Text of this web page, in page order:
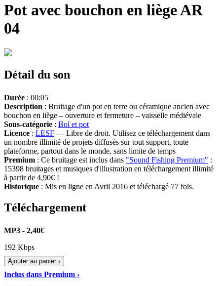
Pot avec bouchon en liège AR
04
Détail du son
Durée : 00:05
Description : Bruitage d'un pot en terre ou céramique ancien avec
bouchon en liège – ouverture et fermeture – vaisselle médiévale
Sous-catégorie : Bol et pot
Licence : LESF — Libre de droit. Utilisez ce téléchargement dans
un nombre illimité de projets diffusés sur tout support, toute
plateforme, partout dans le monde, sans limite de temps
Premium : Ce bruitage est inclus dans "Sound Fishing Premium" :
15398 bruitages et musiques d'illustration en téléchargement illimité
à partir de 4,90€ !
Historique : Mis en ligne en Avril 2016 et téléchargé 77 fois.
Téléchargement
MP3 - 2,40€
192 Kbps
Ajouter au panier ›
Inclus dans Premium ›